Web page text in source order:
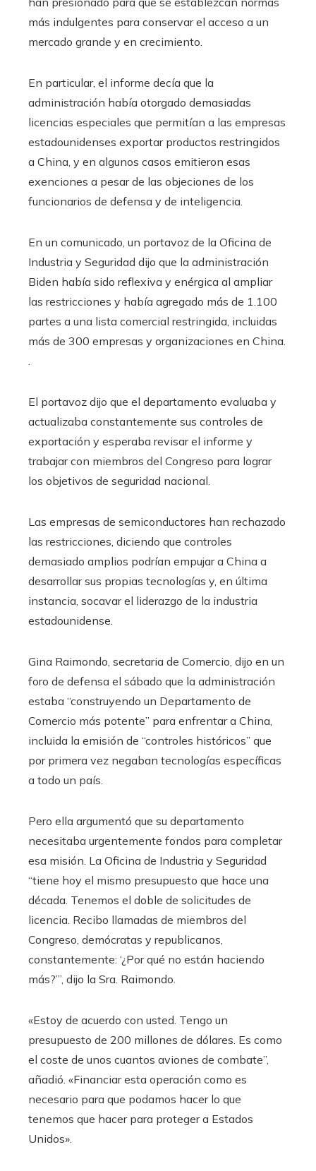
más indulgentes para conservar el acceso a un
mercado grande y en crecimiento.
En particular, el informe decía que la
administración había otorgado demasiadas
licencias especiales que permitían a las empresas
estadounidenses exportar productos restringidos
a China, y en algunos casos emitieron esas
exenciones a pesar de las objeciones de los
funcionarios de defensa y de inteligencia.
En un comunicado, un portavoz de la Oficina de
Industria y Seguridad dijo que la administración
Biden había sido reflexiva y enérgica al ampliar
las restricciones y había agregado más de 1.100
partes a una lista comercial restringida, incluidas
más de 300 empresas y organizaciones en China.
El portavoz dijo que el departamento evaluaba y
actualizaba constantemente sus controles de
exportación y esperaba revisar el informe y
trabajar con miembros del Congreso para lograr
los objetivos de seguridad nacional.
Las empresas de semiconductores han rechazado
las restricciones, diciendo que controles
demasiado amplios podrían empujar a China a
desarrollar sus propias tecnologías y, en última
instancia, socavar el liderazgo de la industria
estadounidense.
Gina Raimondo, secretaria de Comercio, dijo en un
foro de defensa el sábado que la administración
estaba “construyendo un Departamento de
Comercio más potente” para enfrentar a China,
incluida la emisión de “controles históricos” que
por primera vez negaban tecnologías específicas
a todo un país.
Pero ella argumentó que su departamento
necesitaba urgentemente fondos para completar
esa misión. La Oficina de Industria y Seguridad
“tiene hoy el mismo presupuesto que hace una
década. Tenemos el doble de solicitudes de
licencia. Recibo llamadas de miembros del
Congreso, demócratas y republicanos,
constantemente: ‘¿Por qué no están haciendo
más?’”, dijo la Sra. Raimondo.
«Estoy de acuerdo con usted. Tengo un
presupuesto de 200 millones de dólares. Es como
el coste de unos cuantos aviones de combate”,
añadió. «Financiar esta operación como es
necesario para que podamos hacer lo que
tenemos que hacer para proteger a Estados
Unidos».